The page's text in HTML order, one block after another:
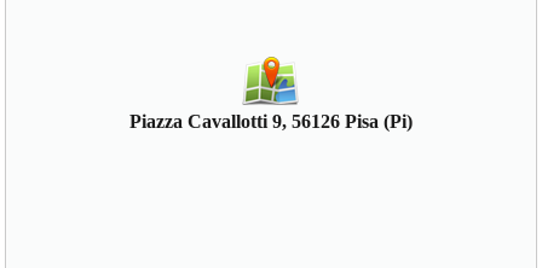
Piazza Cavallotti 9, 56126 Pisa (Pi)